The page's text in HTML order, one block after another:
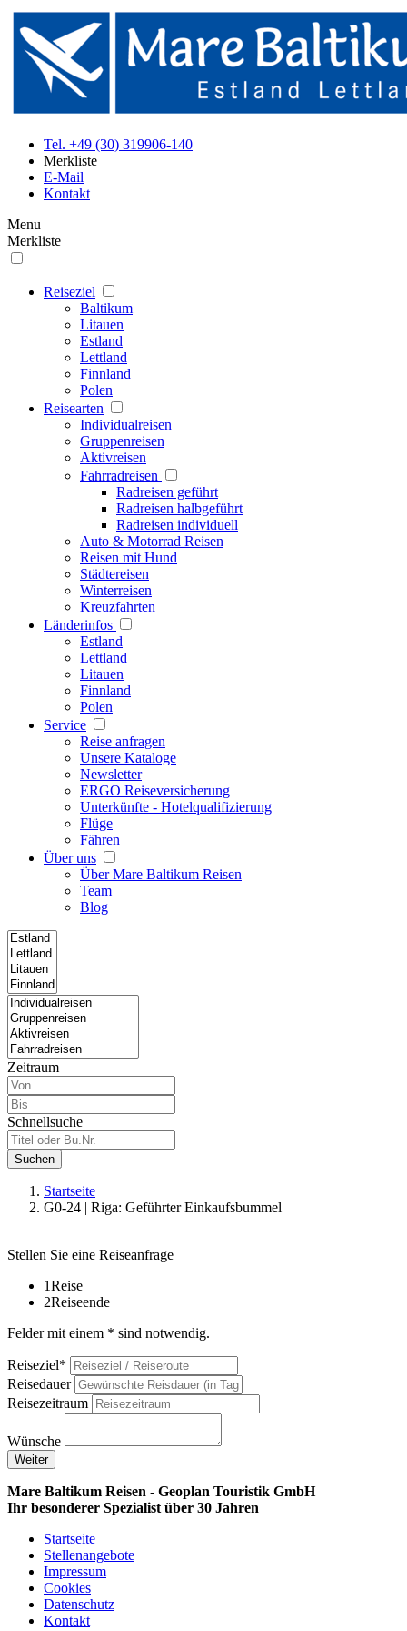
Tel. +49 (30) 319906-140
Merkliste
E-Mail
Kontakt
Menu
Merkliste
Reiseziel
Baltikum
Litauen
Estland
Lettland
Finnland
Polen
Reisearten
Individualreisen
Gruppenreisen
Aktivreisen
Fahrradreisen
Radreisen geführt
Radreisen halbgeführt
Radreisen individuell
Auto & Motorrad Reisen
Reisen mit Hund
Städtereisen
Winterreisen
Kreuzfahrten
Länderinfos
Estland
Lettland
Litauen
Finnland
Polen
Service
Reise anfragen
Unsere Kataloge
Newsletter
ERGO Reiseversicherung
Unterkünfte - Hotelqualifizierung
Flüge
Fähren
Über uns
Über Mare Baltikum Reisen
Team
Blog
Zeitraum
Schnellsuche
Suchen
Startseite
G0-24 | Riga: Geführter Einkaufsbummel
Stellen Sie eine Reiseanfrage
1Reise
2Reiseende
Felder mit einem * sind notwendig.
Reiseziel*
Reisedauer
Reisezeitraum
Wünsche
Weiter
Mare Baltikum Reisen - Geoplan Touristik GmbH
Ihr besonderer Spezialist über 30 Jahren
Startseite
Stellenangebote
Impressum
Cookies
Datenschutz
Kontakt